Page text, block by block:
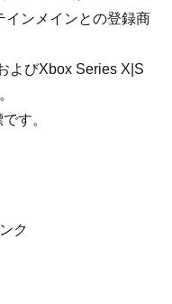
インメインとの登録商
よびXbox Series X|S
す。
ク